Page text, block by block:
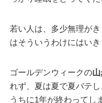
若い人は、多少無理が
はそういうわけにはいき
ゴールデンウィークの山
れず、夏は夏で夏バテ
うちに1年が終わってし